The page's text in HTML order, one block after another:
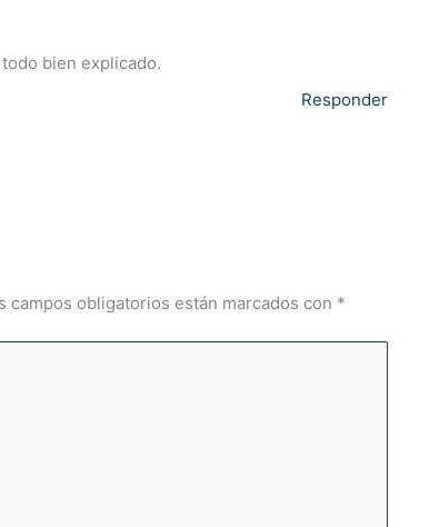
bien explicado.
Responder
campos obligatorios están marcados con *